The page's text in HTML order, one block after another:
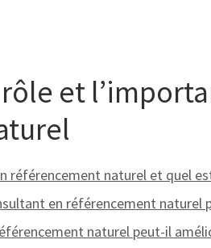
et
référencement naturel et quel
en référencement naturel
naturel peut-il